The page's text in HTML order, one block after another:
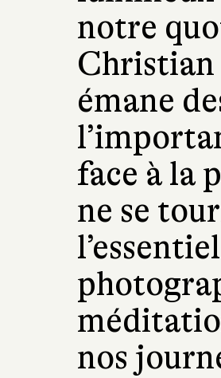
notre
Christian
émane
face à la
ne se
nos